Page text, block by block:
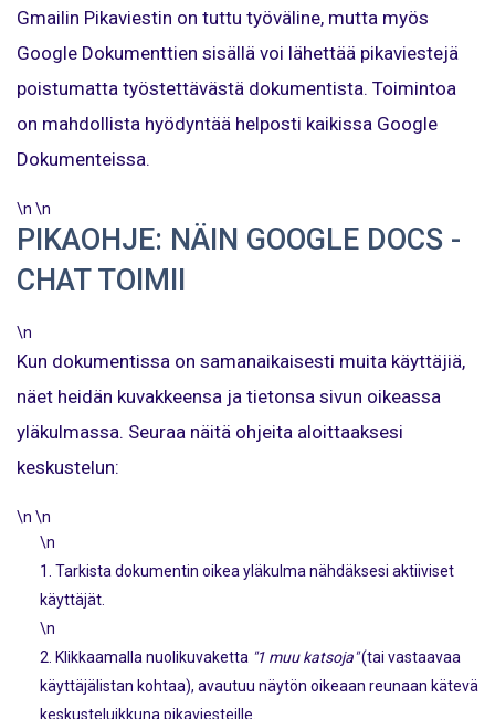
Gmailin Pikaviestin on tuttu työväline, mutta myös
Google Dokumenttien sisällä voi lähettää pikaviestejä
poistumatta työstettävästä dokumentista. Toimintoa
on mahdollista hyödyntää helposti kaikissa Google
Dokumenteissa.
\n \n
PIKAOHJE: NÄIN GOOGLE DOCS -
CHAT TOIMII
\n
Kun dokumentissa on samanaikaisesti muita käyttäjiä,
näet heidän kuvakkeensa ja tietonsa sivun oikeassa
yläkulmassa. Seuraa näitä ohjeita aloittaaksesi
keskustelun:
\n \n
\n
Tarkista dokumentin oikea yläkulma nähdäksesi aktiiviset
käyttäjät.
\n
Klikkaamalla nuolikuvaketta "1 muu katsoja"(tai vastaavaa
käyttäjälistan kohtaa), avautuu näytön oikeaan reunaan kätevä
keskusteluikkuna pikaviesteille.